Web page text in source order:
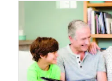
Séances
Du
Premier
2025